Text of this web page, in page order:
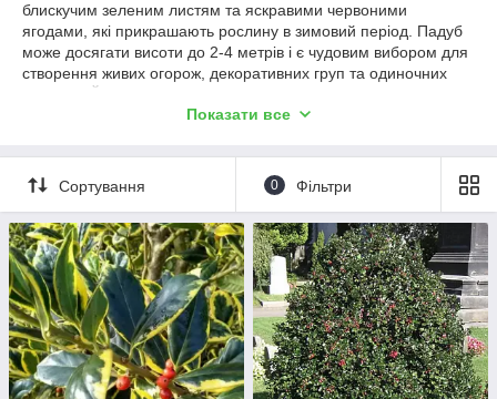
блискучим зеленим листям та яскравими червоними
ягодами, які прикрашають рослину в зимовий період. Падуб
може досягати висоти до 2-4 метрів і є чудовим вибором для
створення живих огорож, декоративних груп та одиночних
ландшафтному дизайні.
умов і вимагає мінімального догляду, що робить його
ідеальним для використання в садах та парках. Крім того,
падуб часто використовується в зимових та різдвяних
прикрасах завдяки своїм яскравим ягодам та декоративному
листю.
Посадіть саджанці падуба у своєму саду, щоб додати
цілорічної зелені та яскравих акцентів вашому ландшафту, а
також створити затишну та святкову атмосферу в зимовий
період.
Показати все
Сортування 0 Фільтри